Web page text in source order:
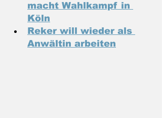
macht Wahlkampf in
Köln
Reker will wieder als
Anwältin arbeiten